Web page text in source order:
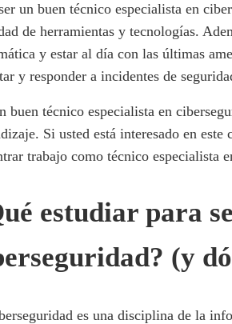
un buen técnico especialista en
de herramientas y tecnologías.
y estar al día con las últimas
y responder a incidentes de
buen técnico especialista en
Si usted está interesado en
trabajo como técnico especialista
estudiar para
(y
es una disciplina de la